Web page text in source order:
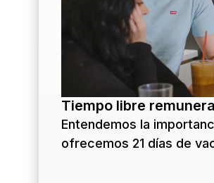
Tiempo libre
Entendemos la
ofrecemos 21 días de